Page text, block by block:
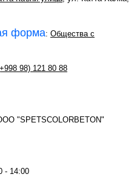
форма: Общества с
98) 121 80 88
"SPETSCOLORBETON"
- 14:00